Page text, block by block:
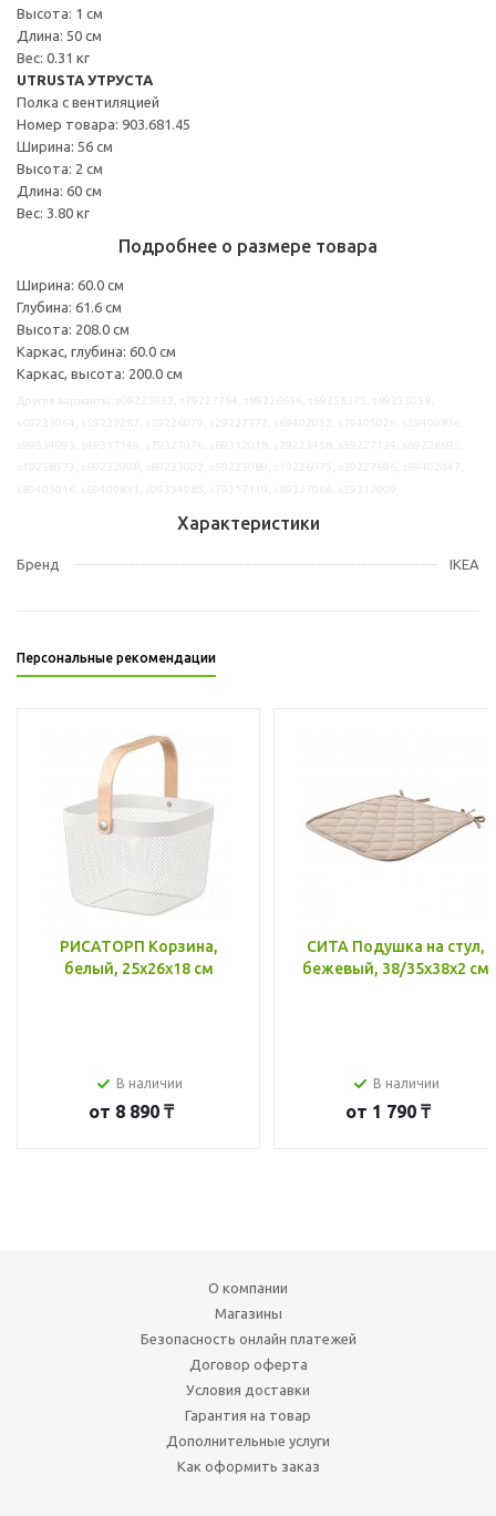
Высота: 1 см
Длина: 50 см
Вес: 0.31 кг
UTRUSTA УТРУСТА
Полка с вентиляцией
Номер товара: 903.681.45
Ширина: 56 см
Высота: 2 см
Длина: 60 см
Вес: 3.80 кг
Подробнее о размере товара
Ширина: 60.0 см
Глубина: 61.6 см
Высота: 208.0 см
Каркас, глубина: 60.0 см
Каркас, высота: 200.0 см
Характеристики
Бренд IKEA
Персональные рекомендации
РИСАТОРП Корзина,
белый, 25x26x18 см
В наличии
от 8 890 ₸
СИТА Подушка на стул,
бежевый, 38/35x38x2 см
В наличии
от 1 790 ₸
О компании
Магазины
Безопасность онлайн платежей
Договор оферта
Условия доставки
Гарантия на товар
Дополнительные услуги
Как оформить заказ